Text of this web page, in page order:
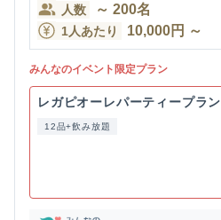
人数 ～ 200名
1人あたり 10,000円 ～
みんなのイベント限定プラン
レガピオーレパーティープラン
12品+飲み放題